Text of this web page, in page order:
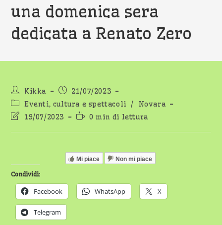
una domenica sera
dedicata a Renato Zero
Autore
dell'articolo:
Kikka
Articolo
pubblicato:
21/07/2023
Categoria
dell'articolo:
Eventi, cultura e spettacoli /
Novara
Ultima
dell'articolo:
19/07/2023
Tempo
lettura:
0 min di lettura
Mi piace Non mi piace
Condividi:
Facebook WhatsApp X
Telegram